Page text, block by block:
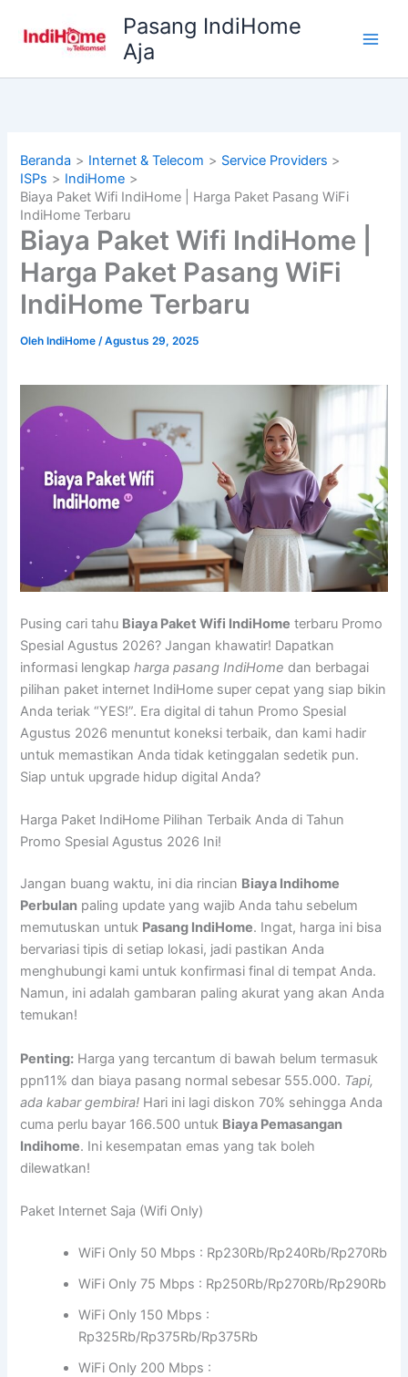
Pasang IndiHome
Aja
Beranda Internet & Telecom
Service Providers
ISPs
IndiHome
Biaya Paket Wifi IndiHome | Harga Paket Pasang WiFi
IndiHome Terbaru
Biaya Paket Wifi IndiHome |
Harga Paket Pasang WiFi
IndiHome Terbaru
Oleh IndiHome/Agustus 29, 2025
Pusing cari tahu Biaya Paket Wifi IndiHome terbaru Promo
Spesial Agustus 2026? Jangan khawatir! Dapatkan
informasi lengkapharga pasang IndiHome dan berbagai
pilihan paket internet IndiHome super cepat yang siap bikin
Anda teriak “YES!”. Era digital di tahun Promo Spesial
Agustus 2026 menuntut koneksi terbaik, dan kami hadir
untuk memastikan Anda tidak ketinggalan sedetik pun.
Siap untuk upgrade hidup digital Anda?
Harga Paket IndiHome Pilihan Terbaik Anda di Tahun
Promo Spesial Agustus 2026 Ini!
Jangan buang waktu, ini dia rincian Biaya Indihome
Perbulan paling update yang wajib Anda tahu sebelum
memutuskan untuk Pasang IndiHome. Ingat, harga ini bisa
bervariasi tipis di setiap lokasi, jadi pastikan Anda
menghubungi kami untuk konfirmasi final di tempat Anda.
Namun, ini adalah gambaran paling akurat yang akan Anda
temukan!
Penting: Harga yang tercantum di bawah belum termasuk
ppn11% dan biaya pasang normal sebesar 555.000. Tapi,
ada kabar gembira! Hari ini lagi diskon 70% sehingga Anda
cuma perlu bayar 166.500 untuk Biaya Pemasangan
Indihome. Ini kesempatan emas yang tak boleh
dilewatkan!
Paket Internet Saja (Wifi Only)
WiFi Only 50 Mbps : Rp230Rb/Rp240Rb/Rp270Rb
WiFi Only 75 Mbps : Rp250Rb/Rp270Rb/Rp290Rb
WiFi Only 150 Mbps :
Rp325Rb/Rp375Rb/Rp375Rb
WiFi Only 200 Mbps :